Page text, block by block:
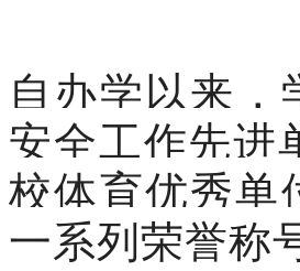
自办学以来，
安全工作先进
校体育优秀单
一系列荣誉称